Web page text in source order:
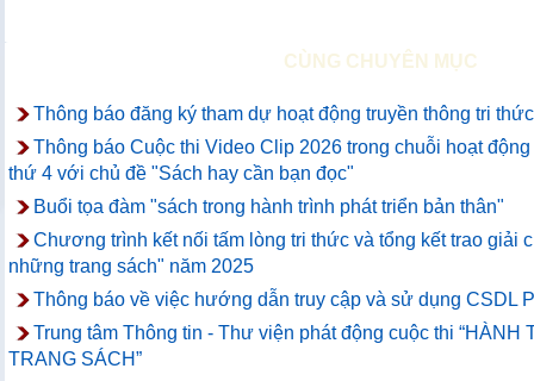
CÙNG CHUYÊN MỤC
Thông báo đăng ký tham dự hoạt động truyền thông tri
Thông báo Cuộc thi Video Clip 2026 trong chuỗi hoạt
thứ 4 với chủ đề "Sách hay cần bạn đọc"
Buổi tọa đàm "sách trong hành trình phát triển bản thân"
Chương trình kết nối tấm lòng tri thức và tổng kết trao giải
những trang sách" năm 2025
Thông báo về việc hướng dẫn truy cập và sử dụng CSDL
Trung tâm Thông tin - Thư viện phát động cuộc thi “HÀNH
TRANG SÁCH”